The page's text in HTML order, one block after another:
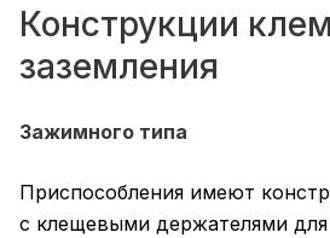
Конструкции
заземления
Зажимного типа
Приспособления имеют
с клещевыми держателями